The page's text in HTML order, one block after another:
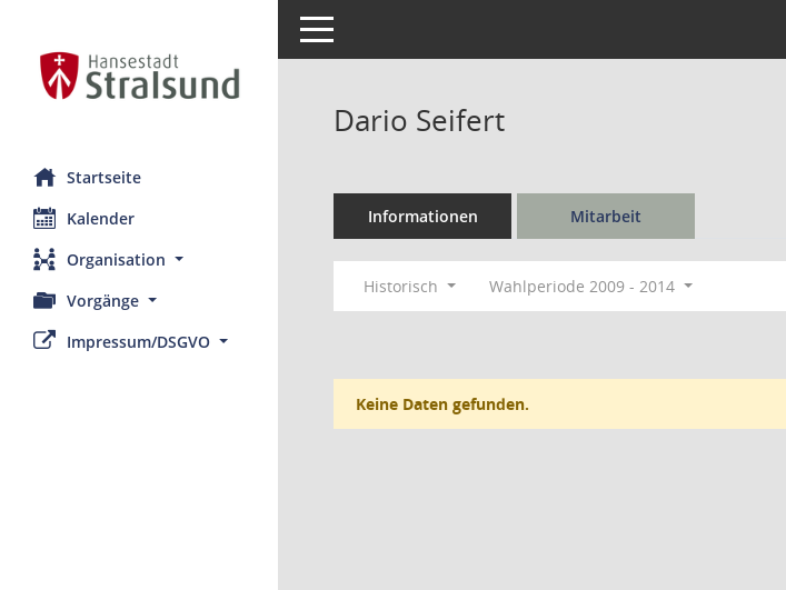
Startseite
Kalender
Organisation
Vorgänge
Impressum/DSGVO
Toggle navigation
Dario Seifert
Informationen Mitarbeit
Historisch Wahlperiode 2009 - 2014
Keine Daten gefunden.